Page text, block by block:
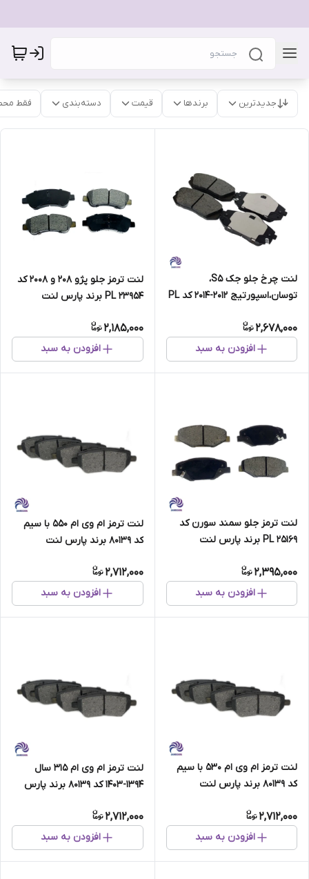
جدیدترین برندها قیمت دسته‌بندی فقط
لنت چرخ جلو جک S5،
توسان،اسپورتیج 2012-2014 کد PL
2,678,000
افزودن به سبد
لنت ترمز جلو پژو 208 و 2008 کد
PL 23954 برند پارس لنت
2,185,000
افزودن به سبد
لنت ترمز جلو سمند سورن کد
PL 25169 برند پارس لنت
2,395,000
افزودن به سبد
لنت ترمز ام وی ام 550 با سیم
کد 80139 برند پارس لنت
2,712,000
افزودن به سبد
لنت ترمز ام وی ام 530 با سیم
کد 80139 برند پارس لنت
2,712,000
افزودن به سبد
لنت ترمز ام وی ام 315 سال
1394-1403 کد 80139 برند پارس
2,712,000
افزودن به سبد